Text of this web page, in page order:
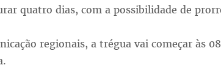
quatro dias, com a possibilidade de
regionais, a trégua vai começar às